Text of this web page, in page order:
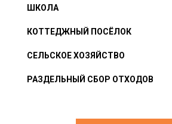
ШКОЛА
КОТТЕДЖНЫЙ ПОСЁЛОК
СЕЛЬСКОЕ ХОЗЯЙСТВО
РАЗДЕЛЬНЫЙ СБОР ОТХОДОВ